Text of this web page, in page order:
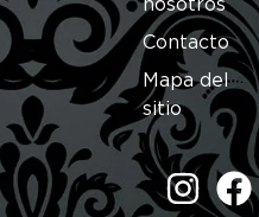
nosotros
Contacto
Mapa del
sitio